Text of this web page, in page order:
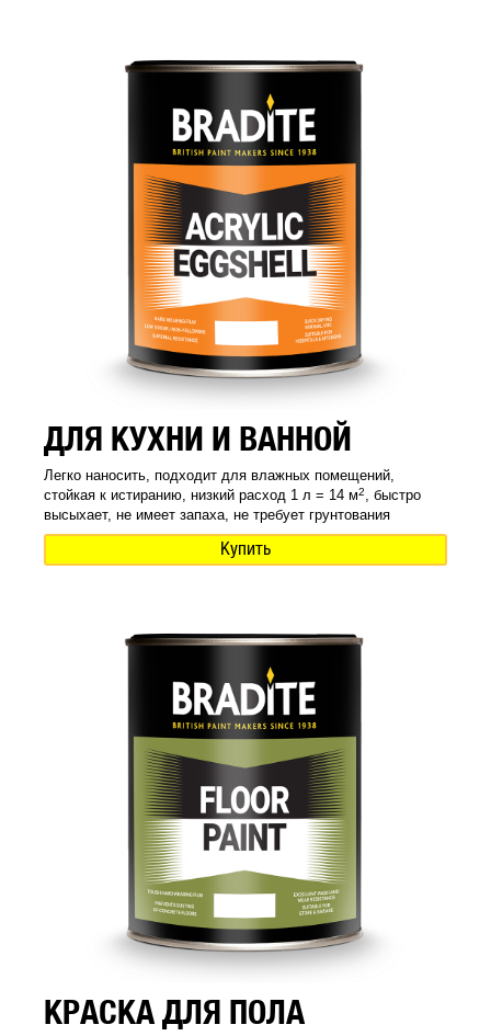
ДЛЯ КУХНИ И ВАННОЙ
Легко наносить, подходит для влажных помещений,
стойкая к истиранию, низкий расход 1 л = 14 м2, быстро
высыхает, не имеет запаха, не требует грунтования
Купить
КРАСКА ДЛЯ ПОЛА